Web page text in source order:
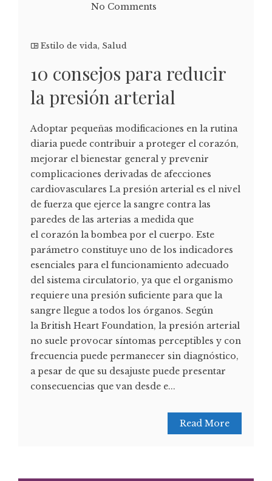
No Comments
Estilo de vida, Salud
10 consejos para reducir
la presión arterial
Adoptar pequeñas modificaciones en la rutina
diaria puede contribuir a proteger el corazón,
mejorar el bienestar general y prevenir
complicaciones derivadas de afecciones
cardiovasculares La presión arterial es el nivel
de fuerza que ejerce la sangre contra las
paredes de las arterias a medida que
el corazón la bombea por el cuerpo. Este
parámetro constituye uno de los indicadores
esenciales para el funcionamiento adecuado
del sistema circulatorio, ya que el organismo
requiere una presión suficiente para que la
sangre llegue a todos los órganos. Según
la British Heart Foundation, la presión arterial
no suele provocar síntomas perceptibles y con
frecuencia puede permanecer sin diagnóstico,
a pesar de que su desajuste puede presentar
consecuencias que van desde e...
Read More